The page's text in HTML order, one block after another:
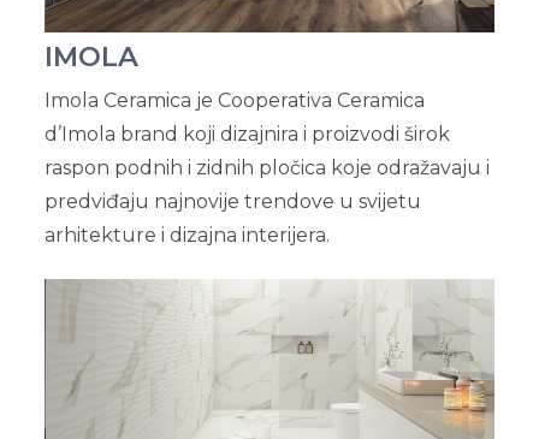
IMOLA
Imola Ceramica je Cooperativa Ceramica
d’Imola brand koji dizajnira i proizvodi širok
raspon podnih i zidnih pločica koje odražavaju i
predviđaju najnovije trendove u svijetu
arhitekture i dizajna interijera.